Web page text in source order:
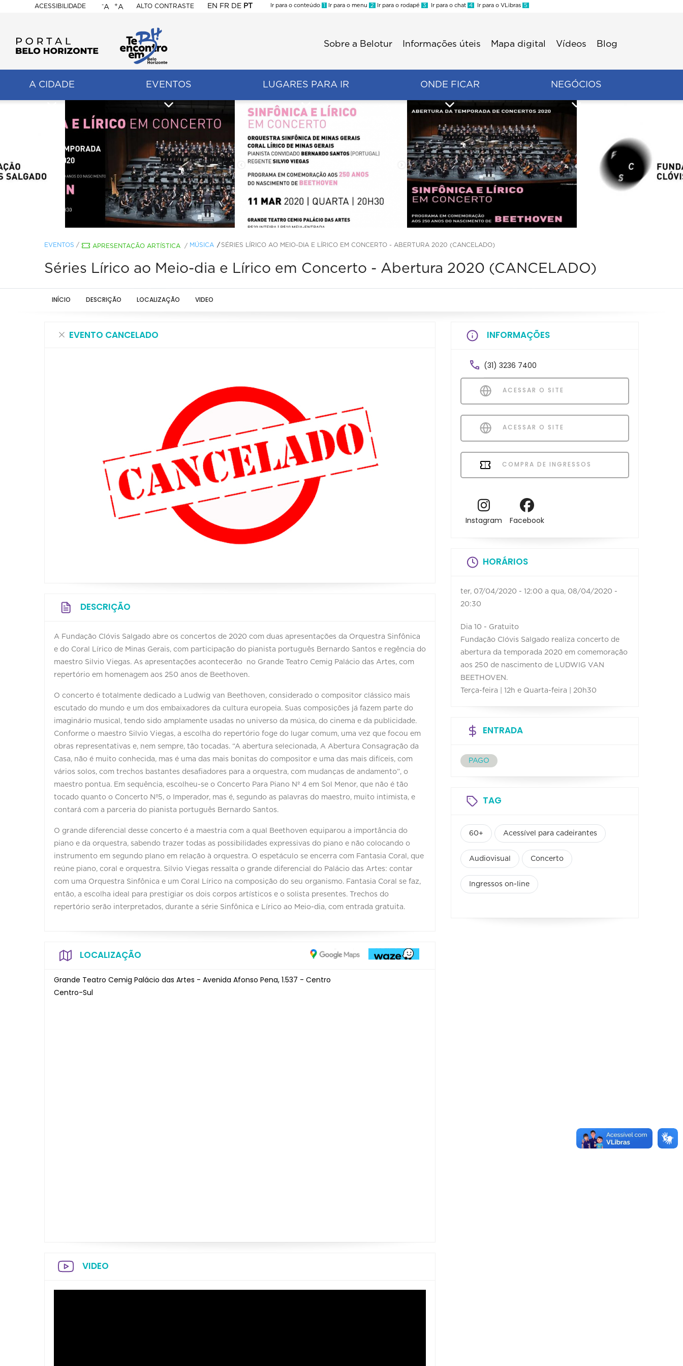
ACESSIBILIDADE
BELO
HORIZONTE
-A +A ALTO CONTRASTE EN FR DE PT
Ir para o conteúdo 1 Ir para o menu 2 Ir para o rodapé 3 Ir para o chat 4 Ir para o VLibras 5
Sobre a Belotur Informações úteis Mapa digital Vídeos Blog
A CIDADE EVENTOS LUGARES PARA IR ONDE FICAR NEGÓCIOS
EVENTOS / APRESENTAÇÃO ARTÍSTICA / MÚSICA SÉRIES LÍRICO AO MEIO-DIA E LÍRICO EM CONCERTO - ABERTURA 2020 (CANCELADO)
Séries Lírico ao Meio-dia e Lírico em Concerto - Abertura 2020 (CANCELADO)
INÍCIO DESCRIÇÃO LOCALIZAÇÃO VIDEO
EVENTO CANCELADO
DESCRIÇÃO
A Fundação Clóvis Salgado abre os concertos de 2020 com duas apresentações da Orquestra Sinfônica
e do Coral Lírico de Minas Gerais, com participação do pianista português Bernardo Santos e regência do
maestro Silvio Viegas. As apresentações acontecerão no Grande Teatro Cemig Palácio das Artes, com
repertório em homenagem aos 250 anos de Beethoven.
O concerto é totalmente dedicado a Ludwig van Beethoven, considerado o compositor clássico mais
escutado do mundo e um dos embaixadores da cultura europeia. Suas composições já fazem parte do
imaginário musical, tendo sido amplamente usadas no universo da música, do cinema e da publicidade.
Conforme o maestro Silvio Viegas, a escolha do repertório foge do lugar comum, uma vez que focou em
obras representativas e, nem sempre, tão tocadas. “A abertura selecionada, A Abertura Consagração da
Casa, não é muito conhecida, mas é uma das mais bonitas do compositor e uma das mais difíceis, com
vários solos, com trechos bastantes desafiadores para a orquestra, com mudanças de andamento”, o
maestro pontua. Em sequência, escolheu-se o Concerto Para Piano Nº 4 em Sol Menor, que não é tão
tocado quanto o Concerto Nº5, o Imperador, mas é, segundo as palavras do maestro, muito intimista, e
contará com a parceria do pianista português Bernardo Santos.
O grande diferencial desse concerto é a maestria com a qual Beethoven equiparou a importância do
piano e da orquestra, sabendo trazer todas as possibilidades expressivas do piano e não colocando o
instrumento em segundo plano em relação à orquestra. O espetáculo se encerra com Fantasia Coral, que
reúne piano, coral e orquestra. Silvio Viegas ressalta o grande diferencial do Palácio das Artes: contar
com uma Orquestra Sinfônica e um Coral Lírico na composição do seu organismo. Fantasia Coral se faz,
então, a escolha ideal para prestigiar os dois corpos artísticos e o solista presentes. Trechos do
repertório serão interpretados, durante a série Sinfônica e Lírico ao Meio-dia, com entrada gratuita.
LOCALIZAÇÃO
Grande Teatro Cemig Palácio das Artes - Avenida Afonso Pena, 1.537 - Centro
Centro-Sul
VIDEO
INFORMAÇÕES
(31) 3236 7400
ACESSAR O SITE
ACESSAR O SITE
COMPRA DE INGRESSOS
Instagram Facebook
HORÁRIOS
ter, 07/04/2020 - 12:00 a qua, 08/04/2020 -
20:30
Dia 10 - Gratuito
Fundação Clóvis Salgado realiza concerto de
abertura da temporada 2020 em comemoração
aos 250 de nascimento de LUDWIG VAN
BEETHOVEN.
Terça-feira | 12h e Quarta-feira | 20h30
ENTRADA
PAGO
TAG
60+ Acessível para cadeirantes
Audiovisual Concerto
Ingressos on-line